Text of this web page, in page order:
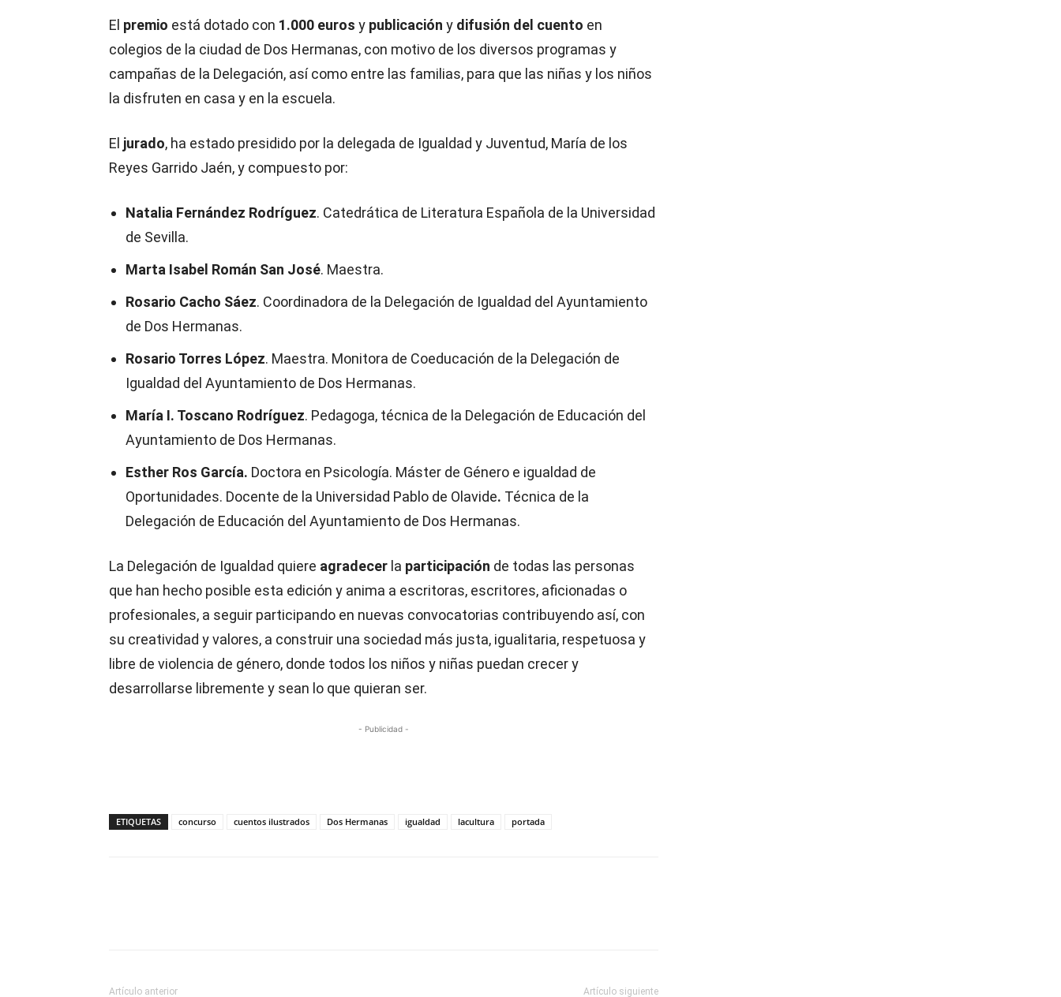
El premio está dotado con 1.000 euros y publicación y difusión del cuento en
colegios de la ciudad de Dos Hermanas, con motivo de los diversos programas y
campañas de la Delegación, así como entre las familias, para que las niñas y los niños
la disfruten en casa y en la escuela.
El jurado, ha estado presidido por la delegada de Igualdad y Juventud, María de los
Reyes Garrido Jaén, y compuesto por:
Natalia Fernández Rodríguez. Catedrática de Literatura Española de la Universidad
de Sevilla.
Marta Isabel Román San José. Maestra.
Rosario Cacho Sáez. Coordinadora de la Delegación de Igualdad del Ayuntamiento
de Dos Hermanas.
Rosario Torres López. Maestra. Monitora de Coeducación de la Delegación de
Igualdad del Ayuntamiento de Dos Hermanas.
María I. Toscano Rodríguez. Pedagoga, técnica de la Delegación de Educación del
Ayuntamiento de Dos Hermanas.
Esther Ros García. Doctora en Psicología. Máster de Género e igualdad de
Oportunidades. Docente de la Universidad Pablo de Olavide. Técnica de la
Delegación de Educación del Ayuntamiento de Dos Hermanas.
La Delegación de Igualdad quiere agradecer la participación de todas las personas
que han hecho posible esta edición y anima a escritoras, escritores, aficionadas o
profesionales, a seguir participando en nuevas convocatorias contribuyendo así, con
su creatividad y valores, a construir una sociedad más justa, igualitaria, respetuosa y
libre de violencia de género, donde todos los niños y niñas puedan crecer y
desarrollarse libremente y sean lo que quieran ser.
- Publicidad -
ETIQUETAS concurso cuentos ilustrados Dos Hermanas igualdad lacultura portada
Artículo anterior Artículo siguiente